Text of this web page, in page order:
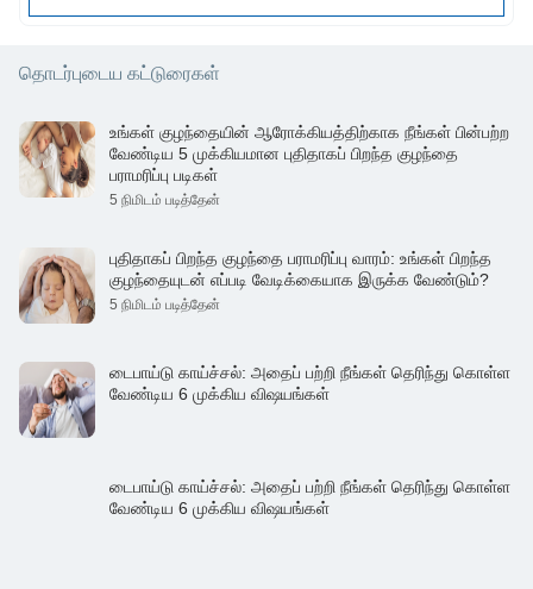
தொடர்புடைய கட்டுரைகள்
உங்கள் குழந்தையின் ஆரோக்கியத்திற்காக நீங்கள் பின்பற்ற
வேண்டிய 5 முக்கியமான புதிதாகப் பிறந்த குழந்தை
பராமரிப்பு படிகள்
5 நிமிடம் படித்தேன்
புதிதாகப் பிறந்த குழந்தை பராமரிப்பு வாரம்: உங்கள் பிறந்த
குழந்தையுடன் எப்படி வேடிக்கையாக இருக்க வேண்டும்?
5 நிமிடம் படித்தேன்
டைபாய்டு காய்ச்சல்: அதைப் பற்றி நீங்கள் தெரிந்து கொள்ள
வேண்டிய 6 முக்கிய விஷயங்கள்
டைபாய்டு காய்ச்சல்: அதைப் பற்றி நீங்கள் தெரிந்து கொள்ள
வேண்டிய 6 முக்கிய விஷயங்கள்